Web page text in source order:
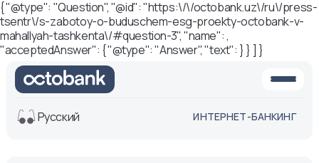
{ "@type": "Question", "@id": "https:\/\/octobank.uz\/ru\/press-
tsentr\/s-zabotoy-o-buduschem-esg-proekty-octobank-v-
mahallyah-tashkenta\/#question-3", "name": ,
"acceptedAnswer": { "@type": "Answer", "text": } } ] }
Русский ИНТЕРНЕТ-БАНКИНГ